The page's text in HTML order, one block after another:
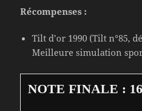
Récompenses :
Tilt d’or 1990 (Tilt n°85,
Meilleure simulation
NOTE FINALE :